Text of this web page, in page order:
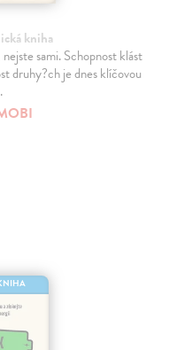
kniha
sami. Schopnost klást
druhy?ch je dnes klíčovou